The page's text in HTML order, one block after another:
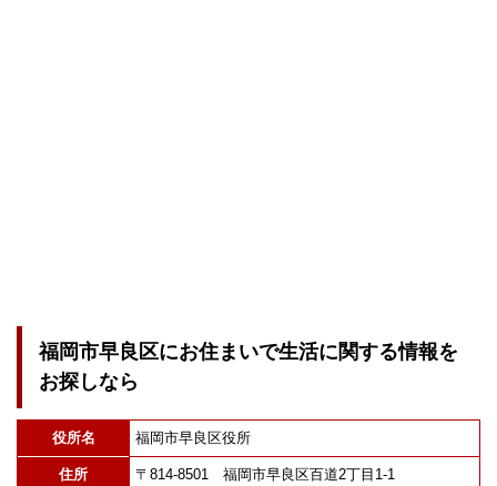
福岡市早良区にお住まいで生活に関する情報を
お探しなら
役所名 福岡市早良区役所
住所 〒814-8501 福岡市早良区百道2丁目1-1